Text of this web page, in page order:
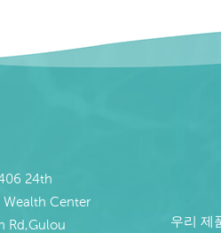
24th
Center
Rd,Gulou
우리 제